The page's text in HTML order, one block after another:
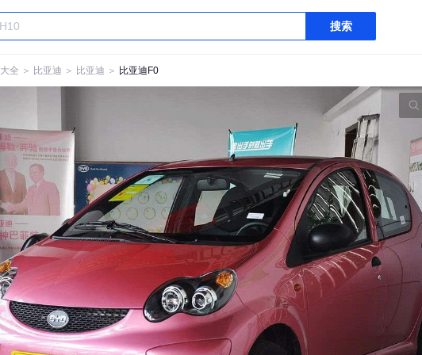
搜索
全 ＞ 比亚迪 ＞ 比亚迪 ＞ 比亚迪F0